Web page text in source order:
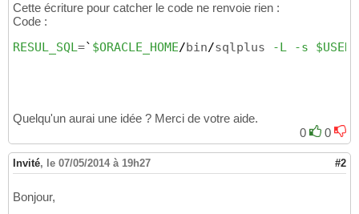
Cette écriture pour catcher le code ne renvoie rien :
Code :
RESUL_SQL=` $ORACLE_HOME/bin/sqlplus -L -s
Quelqu'un aurai une idée ? Merci de votre aide.
0
0
Invité, le 07/05/2014 à 19h27 #2
Bonjour,